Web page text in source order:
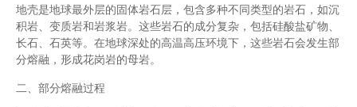
地壳是地球最外层的固体岩石层，包含多种不同类型的岩石，如沉
积岩、变质岩和岩浆岩。这些岩石的成分复杂，包括硅酸盐矿物、
长石、石英等。在地球深处的高温高压环境下，这些岩石会发生部
分熔融，形成花岗岩的母岩。
二、部分熔融过程